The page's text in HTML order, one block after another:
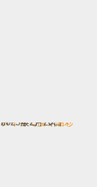
ナイフで描く油彩
In 一般コース
2025年2月20日